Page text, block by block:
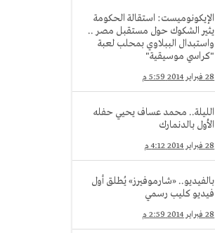
الإيكونوميست: استقالة الحكومة
يثير الشكوك حول مستقبل مصر ..
واستبدال الببلاوي بمحلب لعبة
"كراسي موسيقية"
28 فبراير 2014 5:59 م
الليلة.. محمد عساف يحيي حفله
الأول بالدنمارك
28 فبراير 2014 4:12 م
بالفيديو.. «شارموفيرز» يُطلق أول
فيديو كليب رسمي
28 فبراير 2014 2:59 م